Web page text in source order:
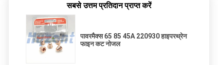
सबसे उत्तम प्रतिदान प्राप्त करें
पावरमैक्स 65 85 45A 220930 हाइपरथ्रेन
फाइन कट नोजल